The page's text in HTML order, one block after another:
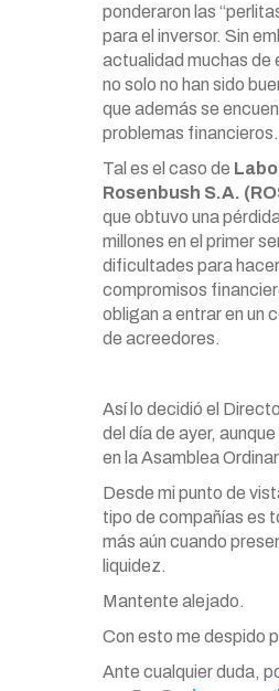
ponderaron las
para el inversor. Sin
actualidad muchas de
no solo no han sido
que además se
problemas financieros.
Tal es el caso de
Rosenbush S.A.
que obtuvo una
millones en el primer
dificultades para
compromisos
obligan a entrar en un
de acreedores.
Así lo decidió el
del día de ayer,
en la Asamblea
Desde mi punto de
tipo de compañías es
más aún cuando
liquidez.
Mantente alejado.
Con esto me despido
Ante cualquier duda,